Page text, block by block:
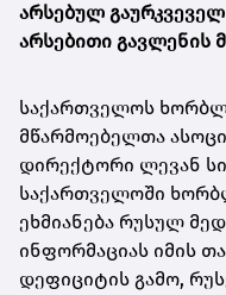
არსებულ
არსებითი გავლენის
საქართველოს
მწარმოებელთა
დირექტორი ლევან
საქართველოში
ეხმიანება რუსულ
ინფორმაციას იმის
დეფიციტის გამო,